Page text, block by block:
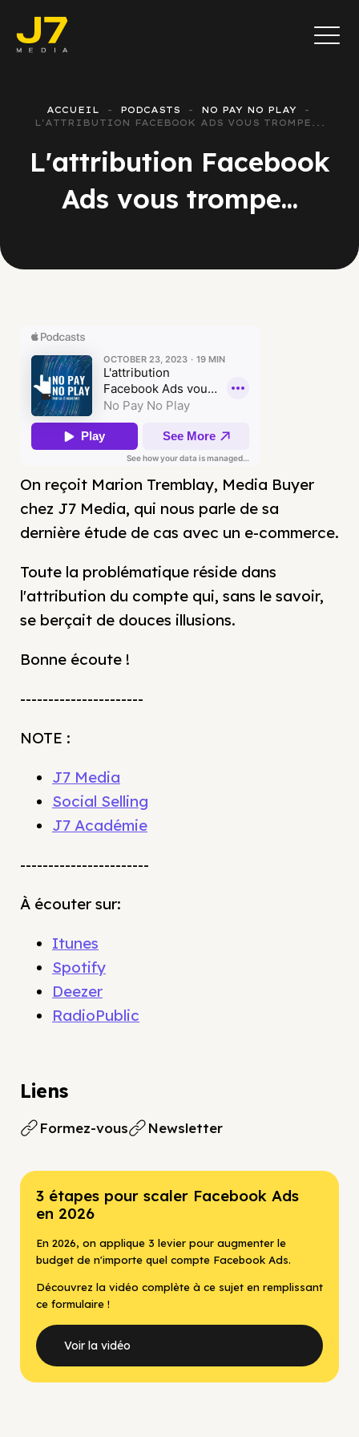
ACCUEIL PODCASTS
NO PAY NO PLAY
L'ATTRIBUTION FACEBOOK ADS VOUS TROMPE...
L'attribution Facebook
Ads vous trompe...
On reçoit Marion Tremblay, Media Buyer
chez J7 Media, qui nous parle de sa
dernière étude de cas avec un e-commerce.
Toute la problématique réside dans
l'attribution du compte qui, sans le savoir,
se berçait de douces illusions.
Bonne écoute !
----------------------
NOTE :
J7 Media
Social Selling
J7 Académie
-----------------------
À écouter sur:
Itunes
Spotify
Deezer
RadioPublic
Liens
Formez-vous Newsletter
3 étapes pour scaler Facebook Ads
en 2026
En 2026, on applique 3 levier pour augmenter le
budget de n'importe quel compte Facebook Ads.
Découvrez la vidéo complète à ce sujet en remplissant
ce formulaire !
Voir la vidéo